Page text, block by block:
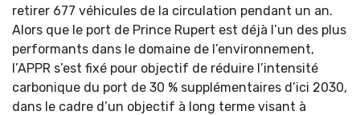
retirer 677 véhicules de la circulation pendant un an.
Alors que le port de Prince Rupert est déjà l’un des plus
performants dans le domaine de l’environnement,
l’APPR s’est fixé pour objectif de réduire l’intensité
carbonique du port de 30 % supplémentaires d’ici 2030,
dans le cadre d’un objectif à long terme visant à